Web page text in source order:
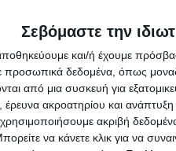
Σεβόμαστε την
αποθηκεύουμε και/ή έχουμε
προσωπικά δεδομένα, όπως
από μια συσκευή για
έρευνα ακροατηρίου και
ακριβή
να κάνετε κλικ για να
και στην Διεθνή
σχεδιάζει
με την συμμετοχή
κρατών και του ΓΓ
ώστε να
και διάχυση της
καταστροφή.